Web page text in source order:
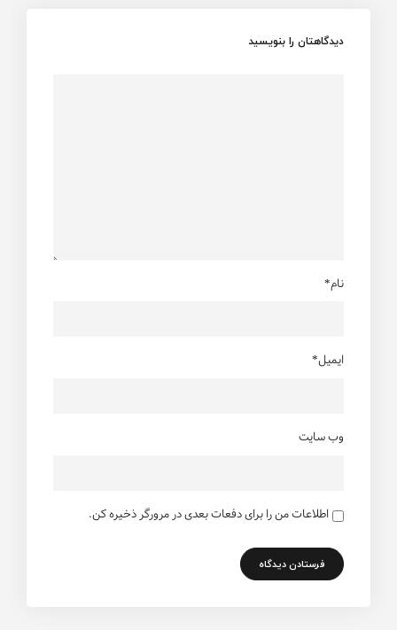
دیدگاهتان را بنویسید
نام*
ایمیل*
وب سایت
اطلاعات من را برای دفعات بعدی در مرورگر ذخیره کن.